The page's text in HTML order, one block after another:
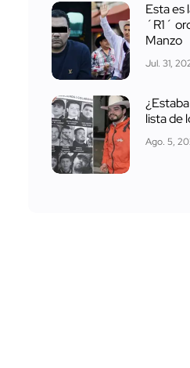
Esta es
´R1´
Manzo
Jul. 31,
lista de
Ago. 5,